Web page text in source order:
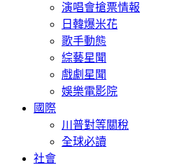
演唱會搶票情報
日韓爆米花
歌手動態
綜藝星聞
戲劇星聞
娛樂電影院
國際
川普對等關稅
全球必讀
社會